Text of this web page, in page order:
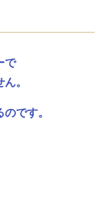
で
。
です。